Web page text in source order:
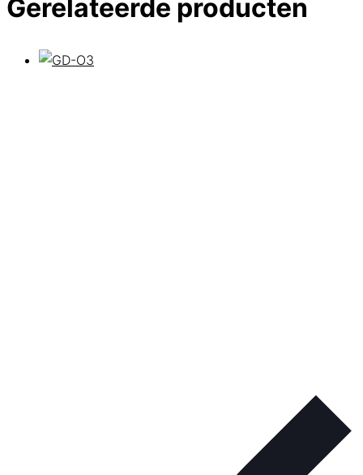
Gerelateerde producten